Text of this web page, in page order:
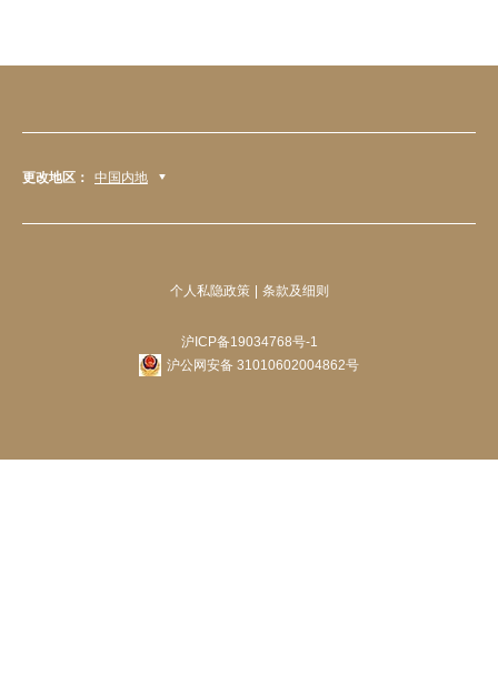
更改地区： 中国内地
个人私隐政策 条款及细则
沪ICP备19034768号-1
沪公网安备 31010602004862号